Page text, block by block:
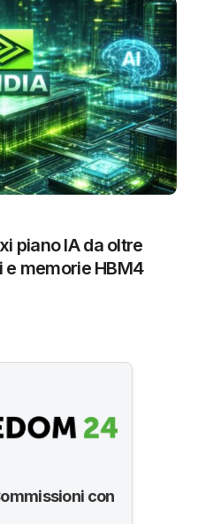
piano IA da oltre
memorie HBM4
con